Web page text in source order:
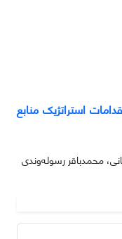
استراتژیک منابع
محمدباقر رسوله‌وندی